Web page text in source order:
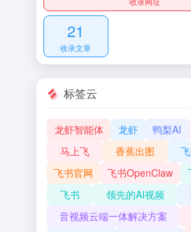
21
收录文章
标签云
龙虾智能体 龙虾 鸭梨AI
马上飞
香蕉出图
飞书官网
飞书OpenClaw
飞书
领先的AI视频
音视频云端一体解决方案